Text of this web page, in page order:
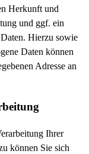
Herkunft und
und ggf. ein
Hierzu sowie
Daten können
Adresse an
Ihrer
können Sie sich